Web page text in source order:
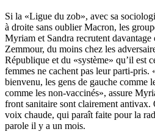
Si la «Ligue du zob», avec sa
à droite sans oublier Macron, les
Myriam et Sandra recrutent davantage
Zemmour, du moins chez les
République et du «système» qu’il est
femmes ne cachent pas leur parti-pris.
bienvenu, les gens de gauche comme
comme les non-vaccinés», assure
front sanitaire sont clairement
voix chaude, qui paraît faite pour la
parole il y a un mois.